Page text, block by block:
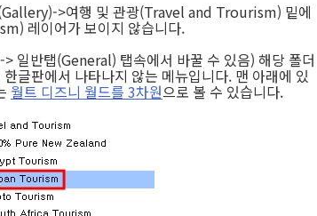
>여행 및 관광(Travel and Trourism) 밑에
레이어가 보이지 않습니다.
일반탭(General) 탭속에서 바꿀 수 있음) 해당 폴더
글판에서 나타나지 않는 메뉴입니다. 맨 아래에 있
월트 디즈니 월드를 3차원으로 볼 수 있습니다.